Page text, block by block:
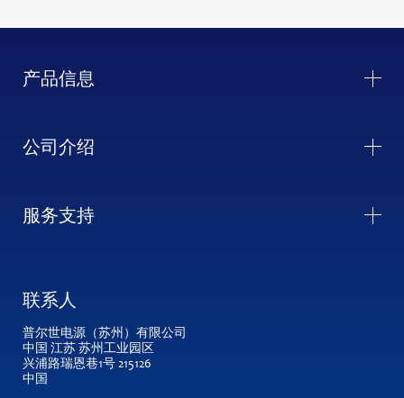
产品信息
公司介绍
服务支持
联系人
普尔世电源（苏州）有限公司
中国 江苏 苏州工业园区
兴浦路瑞恩巷1号 215126
中国